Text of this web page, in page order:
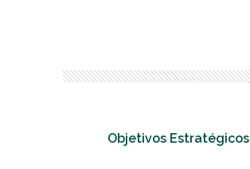
Objetivos Estratégicos